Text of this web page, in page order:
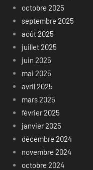
octobre 2025
septembre 2025
août 2025
juillet 2025
juin 2025
mai 2025
avril 2025
mars 2025
février 2025
janvier 2025
décembre 2024
novembre 2024
octobre 2024